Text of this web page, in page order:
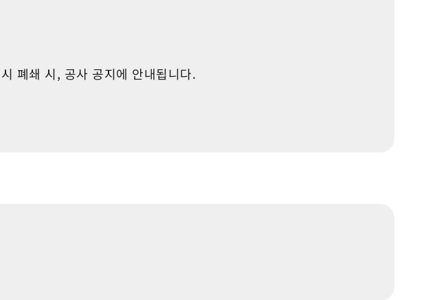
폐쇄 시, 공사 공지에 안내됩니다.